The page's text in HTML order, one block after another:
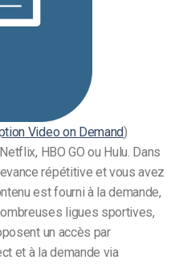
Video on Demand)
HBO GO ou Hulu. Dans
répétitive et vous avez
est fourni à la demande,
ligues sportives,
un accès par
et à la demande via